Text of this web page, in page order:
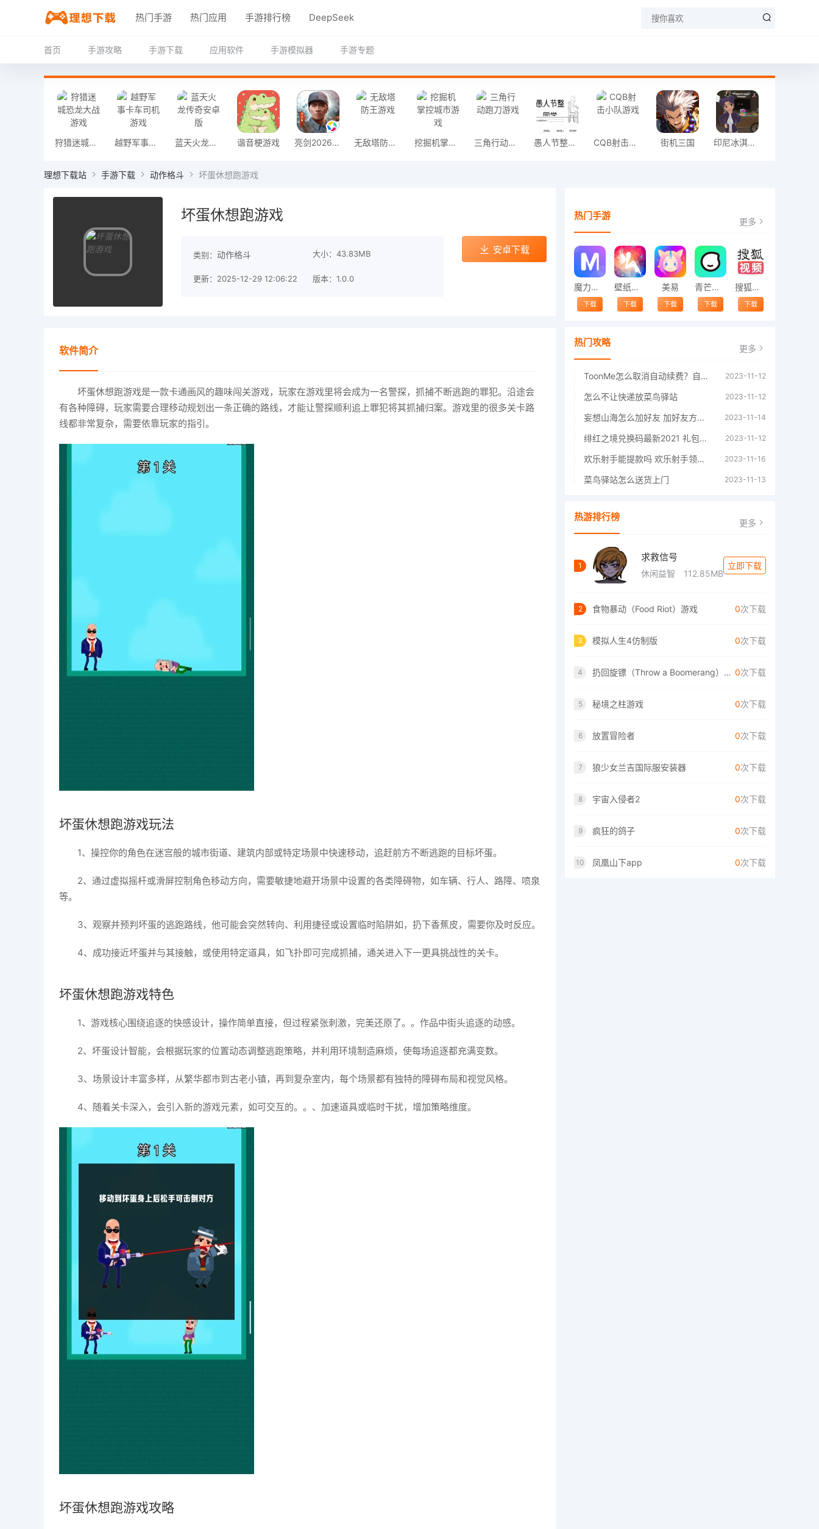
热门手游 热门应用 手游排行榜 DeepSeek
首页 手游攻略 手游下载 应用软件 手游模拟器 手游专题
狩猎迷城恐龙大战游戏 越野军事卡车司机游戏 蓝天火龙传奇安卓版 谐音梗游戏 亮剑2026官方版 无敌塔防王游戏 挖掘机掌控城市游戏 三角行动跑刀游戏 愚人节整同学 CQB射击小队游戏 街机三国 印尼冰淇淋店模拟器
理想下载站 手游下载 动作格斗 坏蛋休想跑游戏
坏蛋休想跑游戏
类别： 动作格斗 大小：43.83MB
更新：2025-12-29 12:06:22 版本：1.0.0
安卓下载
软件简介
坏蛋休想跑游戏是一款卡通画风的趣味闯关游戏，玩家在游戏里将会成为一名警探，抓捕不断逃跑的罪犯。沿途会
有各种障碍，玩家需要合理移动规划出一条正确的路线，才能让警探顺利追上罪犯将其抓捕归案。游戏里的很多关卡路
线都非常复杂，需要依靠玩家的指引。
坏蛋休想跑游戏玩法
1、操控你的角色在迷宫般的城市街道、建筑内部或特定场景中快速移动，追赶前方不断逃跑的目标坏蛋。
2、通过虚拟摇杆或滑屏控制角色移动方向，需要敏捷地避开场景中设置的各类障碍物，如车辆、行人、路障、喷泉
等。
3、观察并预判坏蛋的逃跑路线，他可能会突然转向、利用捷径或设置临时陷阱如，扔下香蕉皮，需要你及时反应。
4、成功接近坏蛋并与其接触，或使用特定道具，如飞扑即可完成抓捕，通关进入下一更具挑战性的关卡。
坏蛋休想跑游戏特色
1、游戏核心围绕追逐的快感设计，操作简单直接，但过程紧张刺激，完美还原了。。作品中街头追逐的动感。
2、坏蛋设计智能，会根据玩家的位置动态调整逃跑策略，并利用环境制造麻烦，使每场追逐都充满变数。
3、场景设计丰富多样，从繁华都市到古老小镇，再到复杂室内，每个场景都有独特的障碍布局和视觉风格。
4、随着关卡深入，会引入新的游戏元素，如可交互的。。、加速道具或临时干扰，增加策略维度。
坏蛋休想跑游戏攻略
热门手游 更多
魔力相册
下载
壁纸精灵
下载
美易
下载
青芒交友软件官方版2021 v1.3
下载
搜狐视频app免费送会员下载安装到手机 v8.8.5
下载
热门攻略 更多
ToonMe怎么取消自动续费？自动续费关闭方法 2023-11-12
怎么不让快递放菜鸟驿站 2023-11-12
妄想山海怎么加好友 加好友方法大全 2023-11-14
绯红之境兑换码最新2021 礼包兑换码大全 2023-11-12
欢乐射手能提款吗 欢乐射手领红包是真的吗 2023-11-16
菜鸟驿站怎么送货上门 2023-11-13
热游排行榜 更多
1
求救信号
休闲益智 112.85MB
立即下载
2 食物暴动（Food Riot）游戏 0次下载
3 模拟人生4仿制版 0次下载
4 扔回旋镖（Throw a Boomerang）手游 0次下载
5 秘境之柱游戏 0次下载
6 放置冒险者 0次下载
7 狼少女兰吉国际服安装器 0次下载
8 宇宙入侵者2 0次下载
9 疯狂的鸽子 0次下载
10 凤凰山下app 0次下载